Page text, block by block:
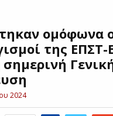
ομόφωνα
της ΕΠΣΤ-
2024